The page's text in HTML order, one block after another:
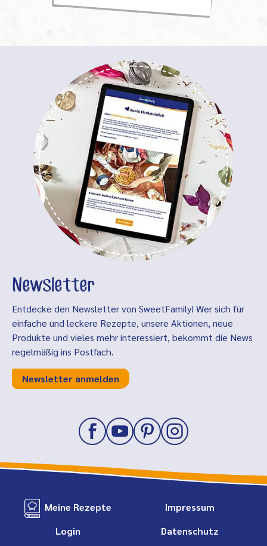
Newsletter
Entdecke den Newsletter von SweetFamily! Wer sich für
einfache und leckere Rezepte, unsere Aktionen, neue
Produkte und vieles mehr interessiert, bekommt die News
regelmäßig ins Postfach.
Newsletter anmelden
Meine Rezepte
Login
Impressum
Datenschutz